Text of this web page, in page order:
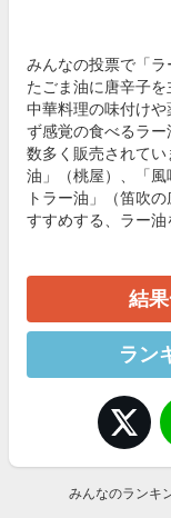
みんなの投票で「
たごま油に唐辛子を
中華料理の味付け
ず感覚の食べるラ
数多く販売されて
油」（桃屋）、「
トラー油」（笛吹
すすめする、ラー油
結
ラン
みんなのランキ